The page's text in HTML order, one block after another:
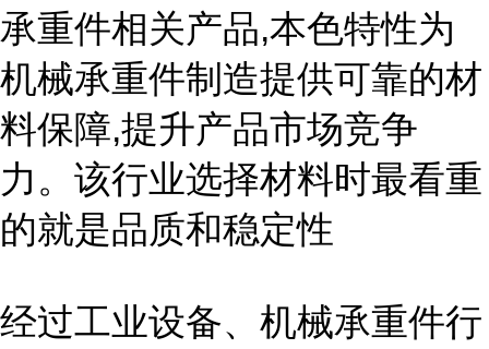
承重件相关产品,本色特性为
机械承重件制造提供可靠的材
料保障,提升产品市场竞争
力。该行业选择材料时最看重
的就是品质和稳定性
经过工业设备、机械承重件行